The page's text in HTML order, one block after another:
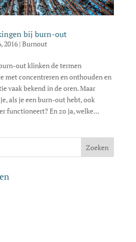
bij burn-out
2016| Burnout
out klinken de termen
met concentreren en onthouden en
vaak bekend in de oren. Maar
als je een burn-out hebt, ook
functioneert? En zo ja, welke...